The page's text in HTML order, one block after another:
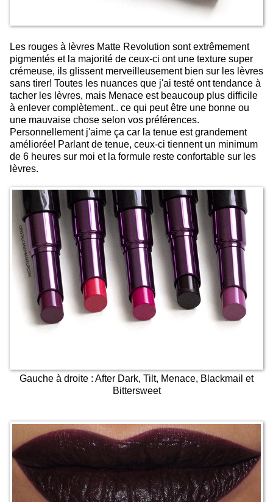
Les rouges à lèvres Matte Revolution sont extrêmement
pigmentés et la majorité de ceux-ci ont une texture super
crémeuse, ils glissent merveilleusement bien sur les lèvres
sans tirer! Toutes les nuances que j'ai testé ont tendance à
tacher les lèvres, mais Menace est beaucoup plus difficile
à enlever complètement.. ce qui peut être une bonne ou
une mauvaise chose selon vos préférences.
Personnellement j'aime ça car la tenue est grandement
améliorée! Parlant de tenue, ceux-ci tiennent un minimum
de 6 heures sur moi et la formule reste confortable sur les
lèvres.
Gauche à droite : After Dark, Tilt, Menace, Blackmail et
Bittersweet